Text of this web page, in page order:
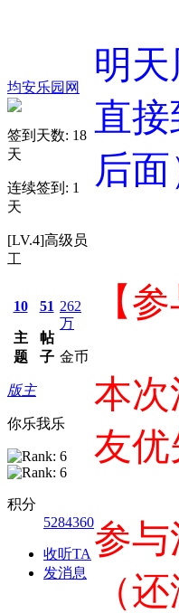
均安乐园网
签到天数: 18
天
连续签到: 1
天
[LV.4]高级员
工
10
主
题
51
帖
子
262
万
金币
版主
你乐我乐
积分
5284360
收听TA
发消息
明
直
后面
【
本
友优
参
（